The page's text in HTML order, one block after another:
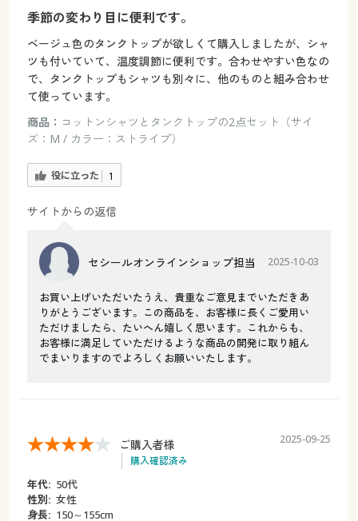
季節の変わり目に便利です。
ベージュ色のタンクトップが欲しくて購入しましたが、シャ
ツも付いていて、温度調節に便利です。合わせやすい色なの
で、タンクトップもシャツも別々に、他のものと組み合わせ
て使っています。
商品： コットンシャツとタンクトップの2点セット（サイ
ズ：M / カラー：ストライプ）
役に立った 1
サイトからの返信
セシールオンラインショップ担当 2025-10-03
お買い上げいただいたうえ、貴重なご意見までいただきあ
りがとうございます。この商品を、お客様に長くご愛用い
ただけましたら、たいへん嬉しく思います。これからも、
お客様に満足していただけるような商品の開発に取り組ん
でまいりますのでよろしくお願いいたします。
ご購入者様
購入確認済み
2025-09-25
年代: 50代
性別: 女性
身長: 150～155cm